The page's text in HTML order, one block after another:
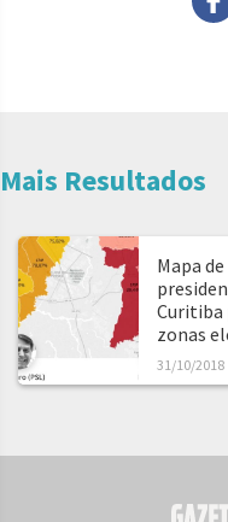
Mais Resultados
Mapa de
Curitiba
zonas
31/10/2018